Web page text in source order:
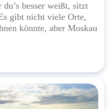
besser weißt, sitzt
gibt nicht viele Orte,
könnte, aber Moskau